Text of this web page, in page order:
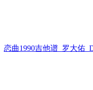
恋曲1990吉他谱_罗大佑